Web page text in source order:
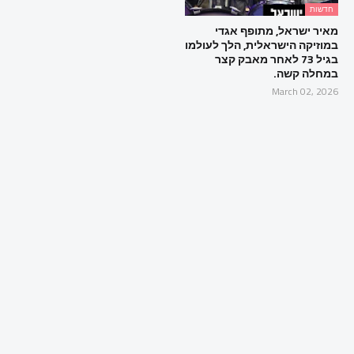
חדשות
מאיר ישראל, מתופף אגדי
במוזיקה הישראלית, הלך לעולמו
בגיל 73 לאחר מאבק קצר
במחלה קשה.
March 02, 2026